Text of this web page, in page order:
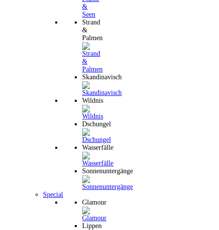
Strand
&
Palmen
Skandinavisch
Wildnis
Dschungel
Wasserfälle
Sonnenuntergänge
Special
Glamour
Lippen